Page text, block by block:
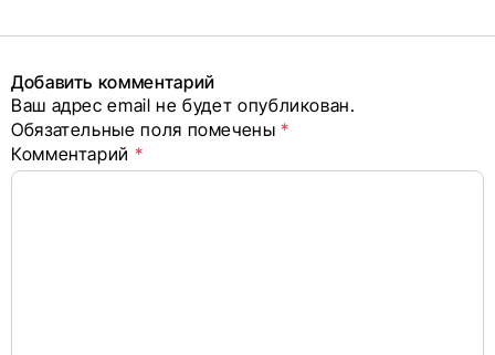
поделиться
в соцсетях
Добавить комментарий
Ваш адрес email не будет опубликован.
Обязательные поля помечены*
Комментарий *
Alternative: